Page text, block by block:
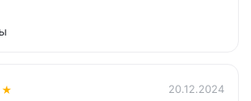
★ 20.12.2024